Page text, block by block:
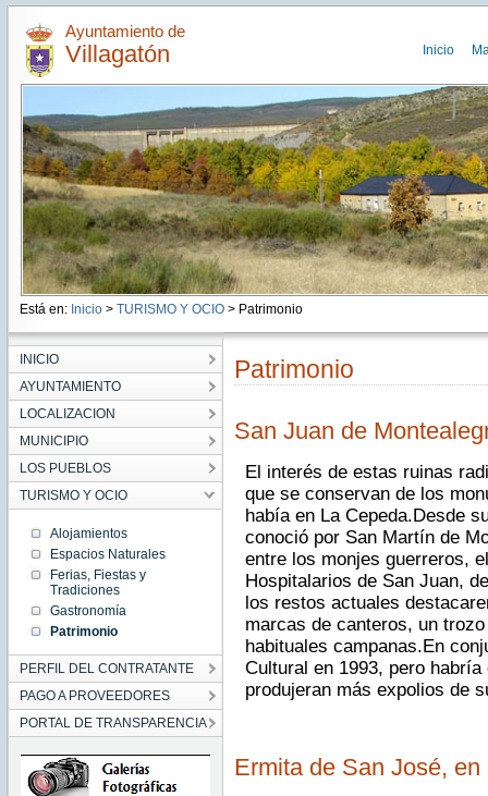
Ayuntamiento de
Villagatón Inicio
Está en: Inicio > TURISMO Y OCIO> Patrimonio
INICIO
AYUNTAMIENTO
LOCALIZACION
MUNICIPIO
LOS PUEBLOS
TURISMO Y OCIO
Alojamientos
Espacios Naturales
Ferias, Fiestas y
Tradiciones
Gastronomía
Patrimonio
PERFIL DEL CONTRATANTE
PAGO A PROVEEDORES
PORTAL DE TRANSPARENCIA
Patrimonio
San Juan de
El interés de estas ruinas
que se conservan de los
había en La Cepeda.Desde
conoció por San Martín de
entre los monjes guerreros,
Hospitalarios de San Juan,
los restos actuales
marcas de canteros, un
habituales campanas.En
Cultural en 1993, pero
produjeran más expolios de
Ermita de San José, en